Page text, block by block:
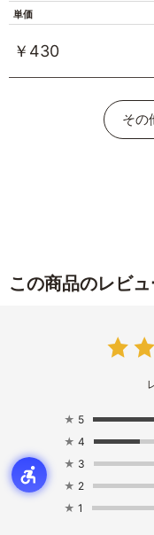
単価
￥430
その
この商品のレビュ
★ 5
★ 4
★ 3
★ 2
★ 1